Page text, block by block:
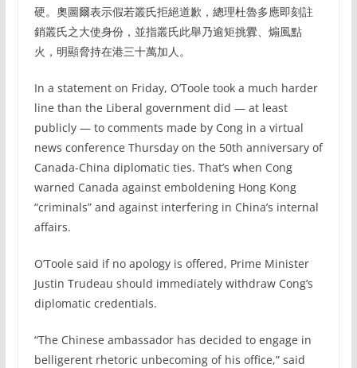
硬。奧圖爾表示假若叢氏拒絕道歉，總理杜魯多應即刻註
銷叢氏之大使身份，並指叢氏此舉乃逾矩挑釁、煽風點
火，明顯脅持在港三十萬加人。
In a statement on Friday, O’Toole took a much harder
line than the Liberal government did — at least
publicly — to comments made by Cong in a virtual
news conference Thursday on the 50th anniversary of
Canada-China diplomatic ties. That’s when Cong
warned Canada against emboldening Hong Kong
“criminals” and against interfering in China’s internal
affairs.
O’Toole said if no apology is offered, Prime Minister
Justin Trudeau should immediately withdraw Cong’s
diplomatic credentials.
“The Chinese ambassador has decided to engage in
belligerent rhetoric unbecoming of his office,” said